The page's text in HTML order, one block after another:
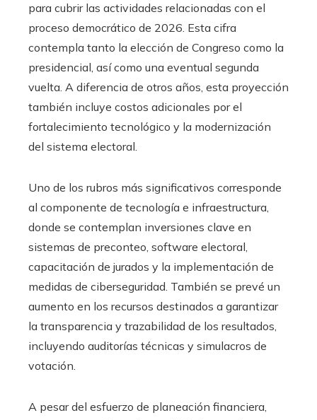
para cubrir las actividades relacionadas con el
proceso democrático de 2026. Esta cifra
contempla tanto la elección de Congreso como la
presidencial, así como una eventual segunda
vuelta. A diferencia de otros años, esta proyección
también incluye costos adicionales por el
fortalecimiento tecnológico y la modernización
del sistema electoral.
Uno de los rubros más significativos corresponde
al componente de tecnología e infraestructura,
donde se contemplan inversiones clave en
sistemas de preconteo, software electoral,
capacitación de jurados y la implementación de
medidas de ciberseguridad. También se prevé un
aumento en los recursos destinados a garantizar
la transparencia y trazabilidad de los resultados,
incluyendo auditorías técnicas y simulacros de
votación.
A pesar del esfuerzo de planeación financiera,